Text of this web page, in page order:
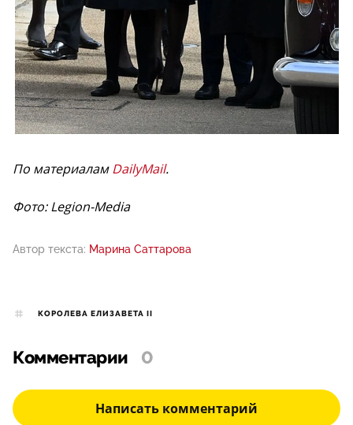
По материаламDailyMail.
Фото: Legion-Media
Автор текста: Марина Саттарова
КОРОЛЕВА ЕЛИЗАВЕТА II
Комментарии 0
Написать комментарий